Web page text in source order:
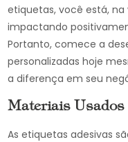
etiquetas, você está,
impactando
Portanto, comece a
personalizadas hoje
a diferença em seu
Materiais Usados
As etiquetas adesivas